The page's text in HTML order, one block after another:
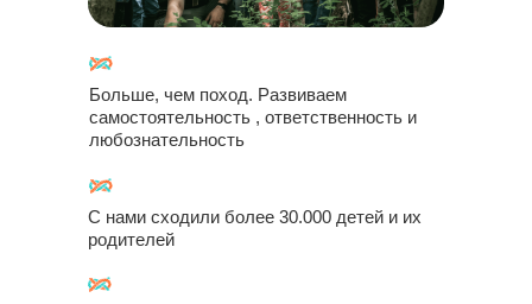
Больше, чем поход. Развиваем
самостоятельность , ответственность и
любознательность
С нами сходили более 30.000 детей и их
родителей